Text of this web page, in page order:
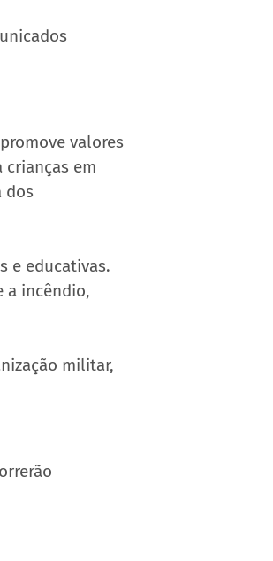
valores
crianças em
dos
e educativas.
a incêndio,
militar,